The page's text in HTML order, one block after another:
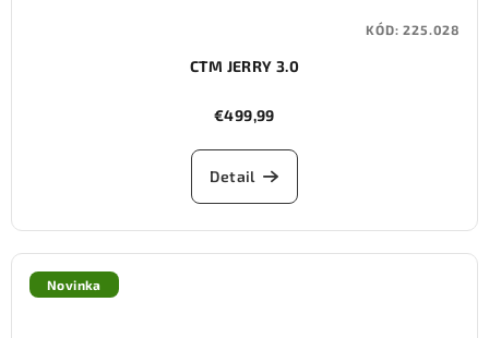
CTM JERRY 3.0
€499,99
Detail
KÓD:225.028
Novinka